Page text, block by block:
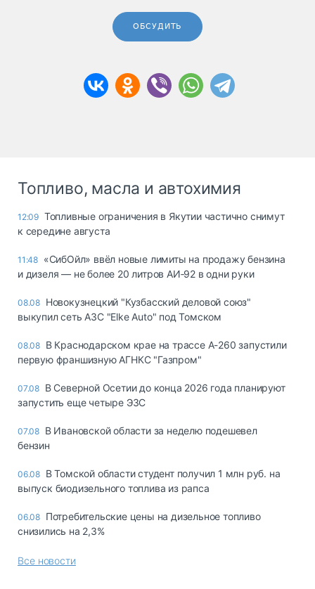
ОБСУДИТЬ
Топливо, масла и автохимия
12:09 Топливные ограничения в Якутии частично снимут
к середине августа
11:48 «СибОйл» ввёл новые лимиты на продажу бензина
и дизеля — не более 20 литров АИ‑92 в одни руки
08.08 Новокузнецкий "Кузбасский деловой союз"
выкупил сеть АЗС "Elke Auto" под Томском
08.08 В Краснодарском крае на трассе А-260 запустили
первую франшизную АГНКС "Газпром"
07.08 В Северной Осетии до конца 2026 года планируют
запустить еще четыре ЭЗС
07.08 В Ивановской области за неделю подешевел
бензин
06.08 В Томской области студент получил 1 млн руб. на
выпуск биодизельного топлива из рапса
06.08 Потребительские цены на дизельное топливо
снизились на 2,3%
Все новости